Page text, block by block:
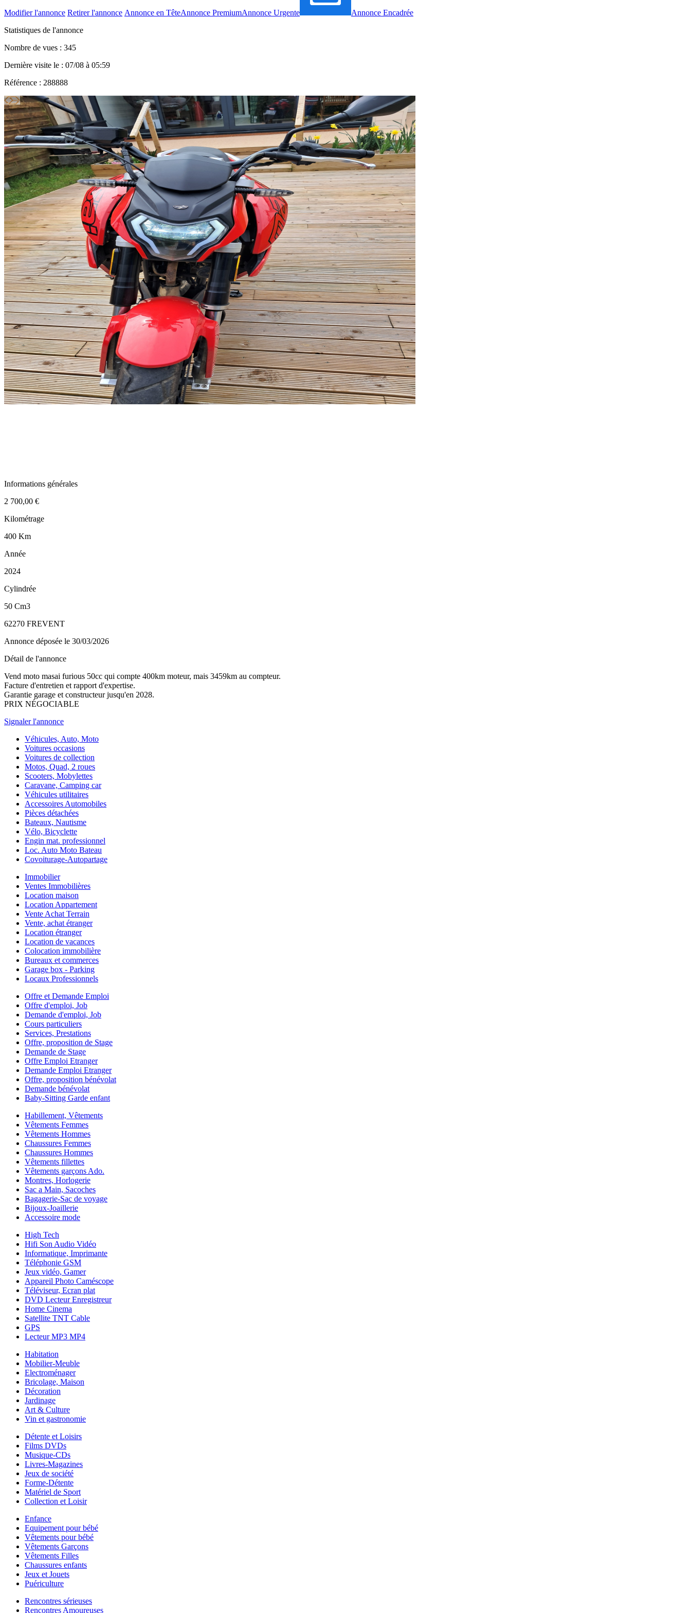
Modifier l'annonce Retirer l'annonce Annonce en TêteAnnonce PremiumAnnonce Urgente
Annonce Encadrée
Statistiques de l'annonce
Nombre de vues : 345
Dernière visite le : 07/08 à 05:59
Référence : 288888
Informations générales
2 700,00 €
Kilométrage
400 Km
Année
2024
Cylindrée
50 Cm3
62270 FREVENT
Annonce déposée le 30/03/2026
Détail de l'annonce
Vend moto masai furious 50cc qui compte 400km moteur, mais 3459km au compteur.
Facture d'entretien et rapport d'expertise.
Garantie garage et constructeur jusqu'en 2028.
PRIX NÉGOCIABLE
Signaler l'annonce
Véhicules, Auto, Moto
Voitures occasions
Voitures de collection
Motos, Quad, 2 roues
Scooters, Mobylettes
Caravane, Camping car
Véhicules utilitaires
Accessoires Automobiles
Pièces détachées
Bateaux, Nautisme
Vélo, Bicyclette
Engin mat. professionnel
Loc. Auto Moto Bateau
Covoiturage-Autopartage
Immobilier
Ventes Immobilières
Location maison
Location Appartement
Vente Achat Terrain
Vente, achat étranger
Location étranger
Location de vacances
Colocation immobilière
Bureaux et commerces
Garage box - Parking
Locaux Professionnels
Offre et Demande Emploi
Offre d'emploi, Job
Demande d'emploi, Job
Cours particuliers
Services, Prestations
Offre, proposition de Stage
Demande de Stage
Offre Emploi Etranger
Demande Emploi Etranger
Offre, proposition bénévolat
Demande bénévolat
Baby-Sitting Garde enfant
Habillement, Vêtements
Vêtements Femmes
Vêtements Hommes
Chaussures Femmes
Chaussures Hommes
Vêtements fillettes
Vêtements garçons Ado.
Montres, Horlogerie
Sac a Main, Sacoches
Bagagerie-Sac de voyage
Bijoux-Joaillerie
Accessoire mode
High Tech
Hifi Son Audio Vidéo
Informatique, Imprimante
Téléphonie GSM
Jeux vidéo, Gamer
Appareil Photo Caméscope
Téléviseur, Ecran plat
DVD Lecteur Enregistreur
Home Cinema
Satellite TNT Cable
GPS
Lecteur MP3 MP4
Habitation
Mobilier-Meuble
Electroménager
Bricolage, Maison
Décoration
Jardinage
Art & Culture
Vin et gastronomie
Détente et Loisirs
Films DVDs
Musique-CDs
Livres-Magazines
Jeux de société
Forme-Détente
Matériel de Sport
Collection et Loisir
Enfance
Equipement pour bébé
Vêtements pour bébé
Vêtements Garçons
Vêtements Filles
Chaussures enfants
Jeux et Jouets
Puériculture
Rencontres sérieuses
Rencontres Amoureuses